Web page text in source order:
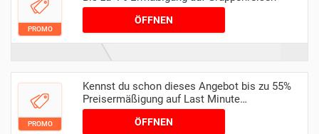
PROMO
ÖFFNEN
PROMO
Kennst du schon dieses Angebot bis zu 55%
Preisermäßigung auf Last Minute
Schnäppchen
ÖFFNEN